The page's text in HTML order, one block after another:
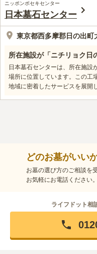
ニッポンボセキセンター
日本墓石センター
東京都西多摩郡日の出町
所在施設が「ニチリョク日
日本墓石センターは、所在施設
場所に位置しています。この工
地域に密着したサービスを展開
どのお墓がいい
お墓の選び方のご相談を
お気軽にお電話ください。
ライフドット相